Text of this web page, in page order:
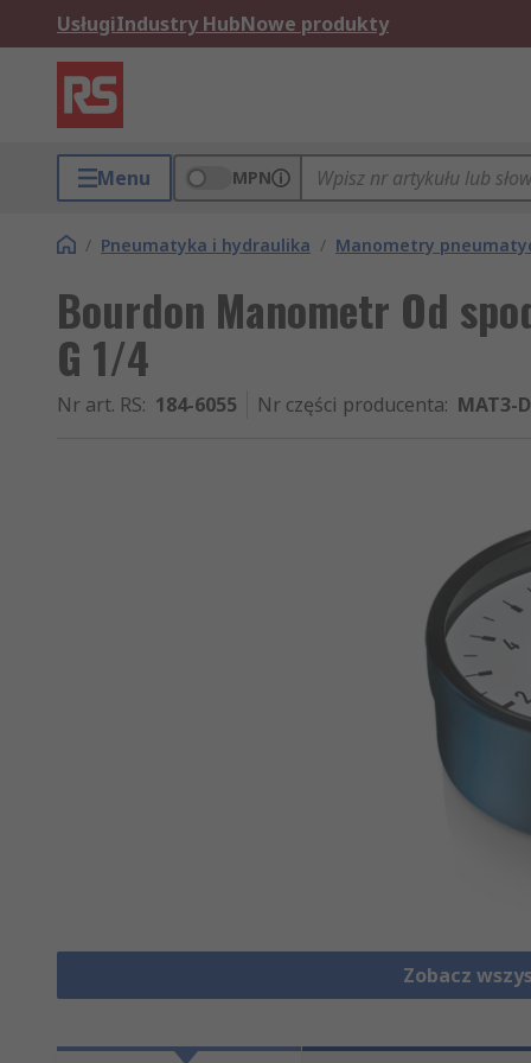
UsługiIndustry HubNowe produkty
Menu MPN
/ Pneumatyka i hydraulika / Manometry
Bourdon Manometr Od
G 1/4
Nr art. RS: 184-6055 Nr części producenta: MAT3-
Zobacz